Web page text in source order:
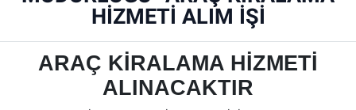
HİZMETİ ALIM İŞİ
ARAÇ KİRALAMA HİZMETİ
ALINACAKTIR
Tüm Manşetler
Son Dakika Haberleri
Haber Arşivi